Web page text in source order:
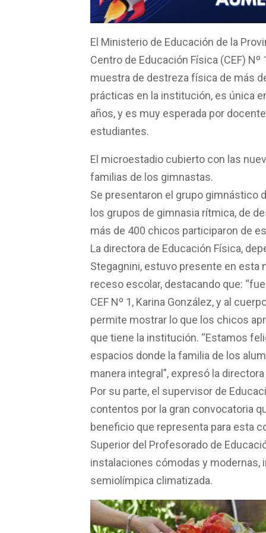
o
o
k
A
p
p
ar
tir
El Ministerio de Educación de la
Centro de Educación Física (CEF)
muestra de destreza física de más
prácticas en la institución, es única
años, y es muy esperada por
estudiantes.
El microestadio cubierto con las
familias de los gimnastas.
Se presentaron el grupo gimnástico
los grupos de gimnasia rítmica, de
más de 400 chicos participaron de
La directora de Educación Física,
Stegagnini, estuvo presente en esta
receso escolar, destacando que:
CEF Nº 1, Karina González, y al
permite mostrar lo que los chicos
que tiene la institución. “Estamos
espacios donde la familia de los
manera integral”, expresó la
Por su parte, el supervisor de
contentos por la gran convocatoria
beneficio que representa para esta
Superior del Profesorado de
instalaciones cómodas y modernas,
semiolímpica climatizada.